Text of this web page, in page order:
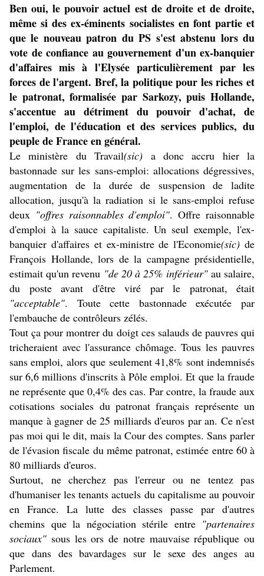
Ben oui, le pouvoir actuel est de droite et de droite,
même si des ex-éminents socialistes en font partie et
que le nouveau patron du PS s'est abstenu lors du
vote de confiance au gouvernement d'un ex-banquier
d'affaires mis à l'Elysée particulièrement par les
forces de l'argent. Bref, la politique pour les riches et
le patronat, formalisée par Sarkozy, puis Hollande,
s'accentue au détriment du pouvoir d'achat, de
l'emploi, de l'éducation et des services publics, du
peuple de France en général.
Le ministère du Travail(sic) a donc accru hier la
bastonnade sur les sans-emploi: allocations dégressives,
augmentation de la durée de suspension de ladite
allocation, jusqu'à la radiation si le sans-emploi refuse
deux "offres raisonnables d'emploi". Offre raisonnable
d'emploi à la sauce capitaliste. Un seul exemple, l'ex-
banquier d'affaires et ex-ministre de l'Economie(sic)de
François Hollande, lors de la campagne présidentielle,
estimait qu'un revenu "de 20 à 25% inférieur"au salaire,
du poste avant d'être viré par le patronat, était
"acceptable". Toute cette bastonnade exécutée par
l'embauche de contrôleurs zélés.
Tout ça pour montrer du doigt ces salauds de pauvres qui
tricheraient avec l'assurance chômage. Tous les pauvres
sans emploi, alors que seulement 41,8% sont indemnisés
sur 6,6 millions d'inscrits à Pôle emploi. Et que la fraude
ne représente que 0,4% des cas. Par contre, la fraude aux
cotisations sociales du patronat français représente un
manque à gagner de 25 milliards d'euros par an. Ce n'est
pas moi qui le dit, mais la Cour des comptes. Sans parler
de l'évasion fiscale du même patronat, estimée entre 60 à
80 milliards d'euros.
Surtout, ne cherchez pas l'erreur ou ne tentez pas
d'humaniser les tenants actuels du capitalisme au pouvoir
en France. La lutte des classes passe par d'autres
chemins que la négociation stérile entre "partenaires
sociaux" sous les ors de notre mauvaise république ou
que dans des bavardages sur le sexe des anges au
Parlement.